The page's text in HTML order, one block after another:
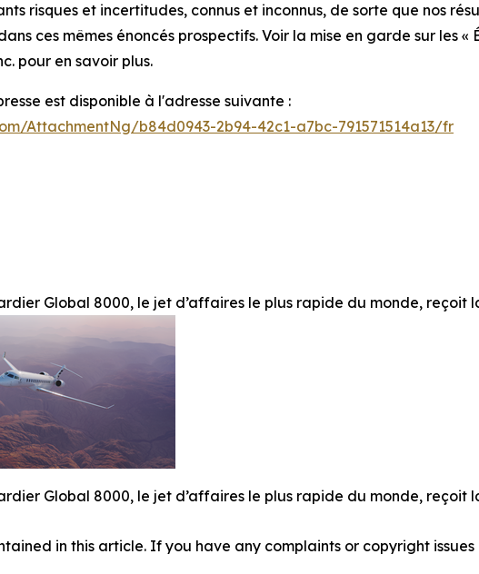
risques et incertitudes, connus et inconnus, de sorte que nos
ces mêmes énoncés prospectifs. Voir la mise en garde sur les «
pour en savoir plus.
est disponible à l'adresse suivante :
AttachmentNg/b84d0943-2b94-42c1-a7bc-791571514a13/fr
Global 8000, le jet d’affaires le plus rapide du monde,
Global 8000, le jet d’affaires le plus rapide du monde,
in this article. If you have any complaints or copyright